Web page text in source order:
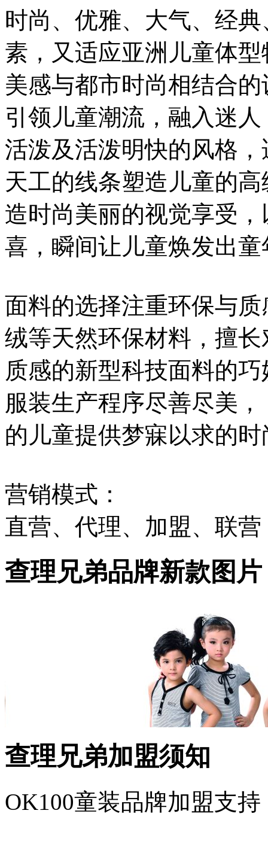
时尚、优雅、大气、经
素，又适应亚洲儿童体
美感与都市时尚相结合
引领儿童潮流，融入迷
活泼及活泼明快的风格
天工的线条塑造儿童的
造时尚美丽的视觉享受
喜，瞬间让儿童焕发出
面料的选择注重环保与
绒等天然环保材料，擅
质感的新型科技面料的
服装生产程序尽善尽美
的儿童提供梦寐以求的
营销模式：
直营、代理、加盟、联营
查理兄弟品牌新款图片
查理兄弟加盟须知
OK100童装品牌加盟支持